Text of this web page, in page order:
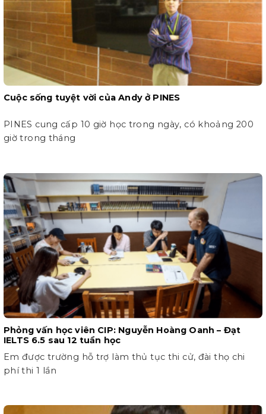
Cuộc sống tuyệt vời của Andy ở PINES
PINES cung cấp 10 giờ học trong ngày, có khoảng 200
giờ trong tháng
Phỏng vấn học viên CIP: Nguyễn Hoàng Oanh – Đạt
IELTS 6.5 sau 12 tuần học
Em được trường hỗ trợ làm thủ tục thi cử, đài thọ chi
phí thi 1 lần